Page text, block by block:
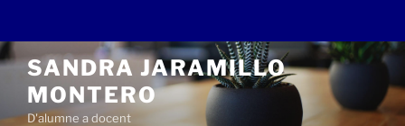
Vés
contingut
SANDRA JARAMILLO
MONTERO
D'alumne a docent